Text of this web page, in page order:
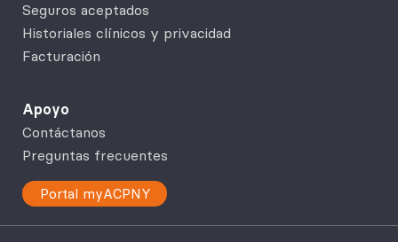
Seguros aceptados
Historiales clínicos y privacidad
Facturación
Apoyo
Contáctanos
Preguntas frecuentes
Portal myACPNY